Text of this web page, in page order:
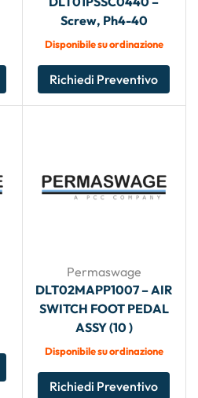
Screw, Ph4-40
Disponibile su ordinazione
Richiedi Preventivo
Permaswage
DLT02MAPP1007 – AIR
SWITCH FOOT PEDAL
ASSY (10 )
Disponibile su ordinazione
Richiedi Preventivo